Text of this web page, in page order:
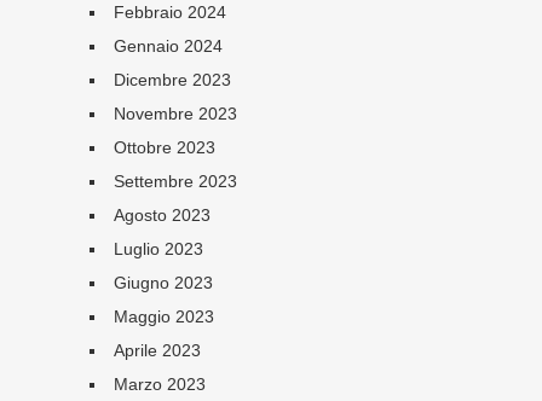
Febbraio 2024
Gennaio 2024
Dicembre 2023
Novembre 2023
Ottobre 2023
Settembre 2023
Agosto 2023
Luglio 2023
Giugno 2023
Maggio 2023
Aprile 2023
Marzo 2023